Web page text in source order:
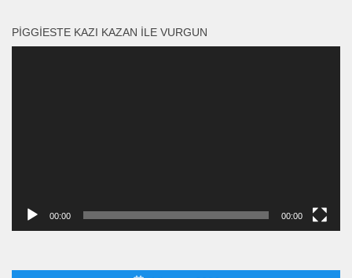
PIGGIESTE KAZI KAZAN ILE VURGUN
00:00 00:00